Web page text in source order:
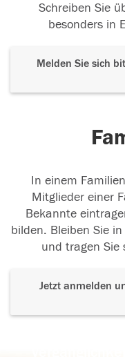
Schreiben Sie
besonders in
Melden Sie sich
In einem
Mitglieder einer
Bekannte
bilden. Bleiben Sie
und tragen Sie
Jetzt anmelden